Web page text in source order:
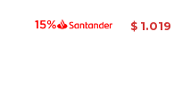
$ 1.019